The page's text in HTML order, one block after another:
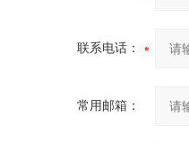
联系电话：
常用邮箱：